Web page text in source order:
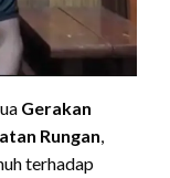
Gerakan
Rungan,
terhadap